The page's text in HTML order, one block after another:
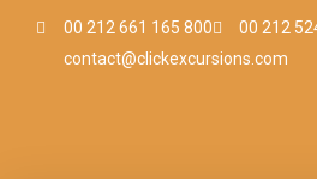
00 212 661 165 800
00 212
contact@clickexcursions.com